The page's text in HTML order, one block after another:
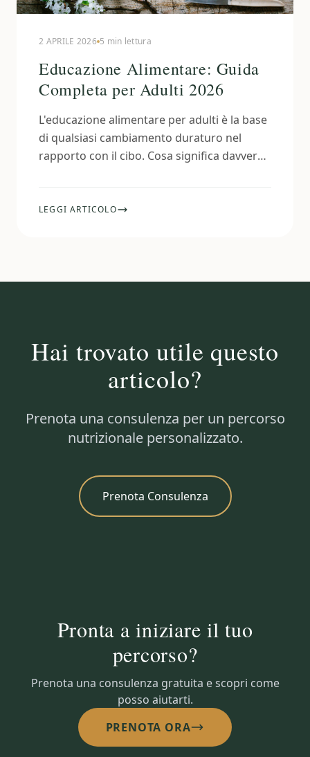
2 APRILE 2026 5 min lettura
Educazione Alimentare: Guida
Completa per Adulti 2026
L'educazione alimentare per adulti è la base
di qualsiasi cambiamento duraturo nel
rapporto con il cibo. Cosa significa davvero,
LEGGI ARTICOLO
Hai trovato utile questo
articolo?
Prenota una consulenza per un percorso
nutrizionale personalizzato.
Prenota Consulenza
Pronta a iniziare il tuo
percorso?
Prenota una consulenza gratuita e scopri come
posso aiutarti.
PRENOTA ORA